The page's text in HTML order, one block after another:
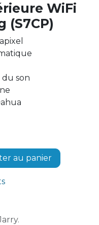
WiFi
(S7CP)
son
au panier